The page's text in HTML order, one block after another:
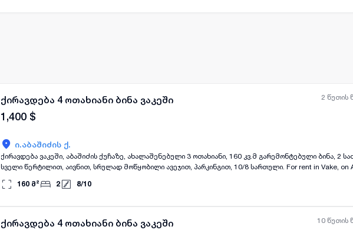
2 წუთის
ყველა ფოტო+ (7 )
ქირავდება 4 ოთახიანი ბინა ვაკეში
1,400 $
ი.აბაშიძის ქ.
ქირავდება ვაკეში, აბაშიძის ქუჩაზე, ახალაშენებული 3 ოთახიანი, 160 კვ.მ გარემონტებული ბინა, 2
სველი წერტილით, აივნით, სრულად მოწყობილი ავეჯით, პარკინგით, 10/8 სართული. For rent in Vake, on Abashidze Street,
a newly built 3-room, 160 sq.m renovated apartment, with 2 bedrooms, 2 bathrooms, a balcony, fully
10/8 floors.
160 მ² 2 8/10
10 წუთის
ქირავდება 4 ოთახიანი ბინა ვაკეში